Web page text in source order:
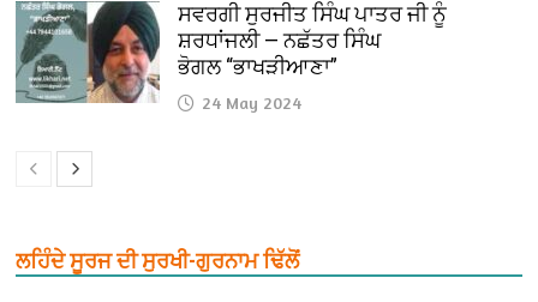
ਸਵਰਗੀ ਸੁਰਜੀਤ ਸਿੰਘ ਪਾਤਰ ਜੀ ਨੂੰ
ਸ਼ਰਧਾਂਜਲੀ — ਨਛੱਤਰ ਸਿੰਘ
ਭੋਗਲ “ਭਾਖੜੀਆਣਾ”
24 May 2024
ਲਹਿੰਦੇ ਸੂਰਜ ਦੀ ਸੁਰਖੀ-ਗੁਰਨਾਮ ਢਿੱਲੋਂ